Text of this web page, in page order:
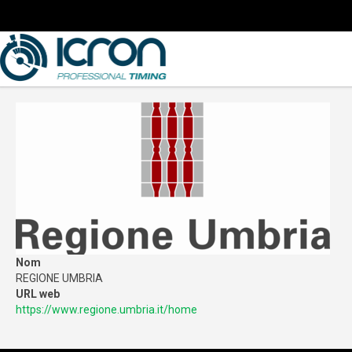
Nom
REGIONE UMBRIA
URL web
https://www.regione.umbria.it/home